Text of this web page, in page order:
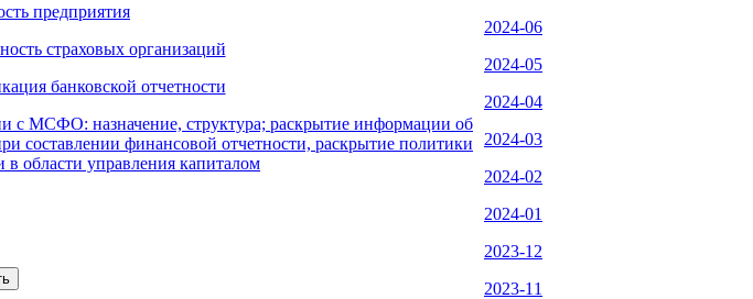
предприятия
страховых организаций
банковской отчетности
с МСФО: назначение, структура; раскрытие информации об
составлении финансовой отчетности, раскрытие политики
в области управления капиталом
2024-06
2024-05
2024-04
2024-03
2024-02
2024-01
2023-12
2023-11